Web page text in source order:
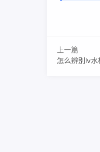
上一篇
怎么辨别lv